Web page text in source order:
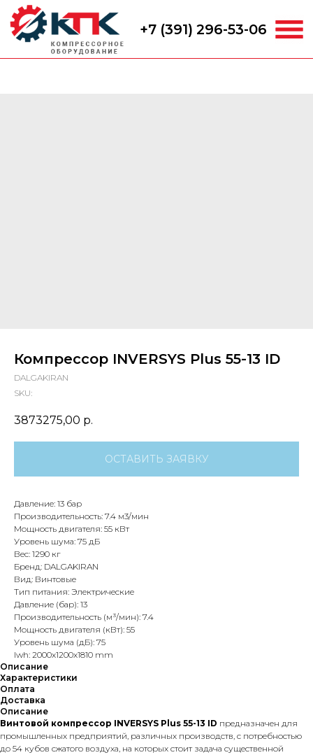
+7 (391) 296-53-06
Компрессор INVERSYS Plus 55-13 ID
DALGAKIRAN
SKU:
3873275,00 р.
ОСТАВИТЬ ЗАЯВКУ
Давление: 13 бар
Производительность: 7.4 м3/мин
Мощность двигателя: 55 кВт
Уровень шума: 75 дБ
Вес: 1290 кг
Бренд: DALGAKIRAN
Вид: Винтовые
Тип питания: Электрические
Давление (бар): 13
Производительность (м³/мин): 7.4
Мощность двигателя (кВт): 55
Уровень шума (дБ): 75
lwh: 2000x1200x1810 mm
Описание
Характеристики
Оплата
Доставка
Описание
Винтовой компрессор INVERSYS Plus 55-13 ID предназначен для
промышленных предприятий, различных производств, с потребностью
до 54 кубов сжатого воздуха, на которых стоит задача существенной